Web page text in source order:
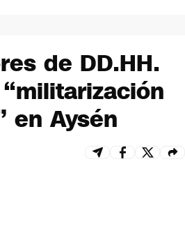
de DD.HH.
en Aysén